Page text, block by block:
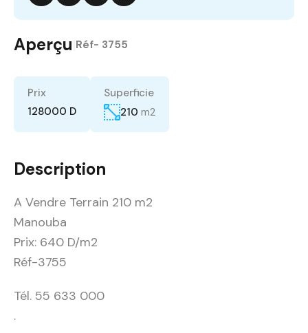
Aperçu Réf- 3755
Prix
128000 D
Superficie
210 m2
Description
A Vendre Terrain 210 m2
Manouba
Prix: 640 D/m2
Réf-3755
Tél. 55 633 000
.